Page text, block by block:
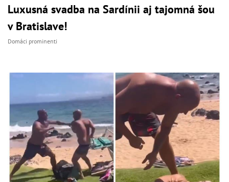
Luxusná svadba na Sardínii aj tajomná šou
v Bratislave!
Domáci prominenti